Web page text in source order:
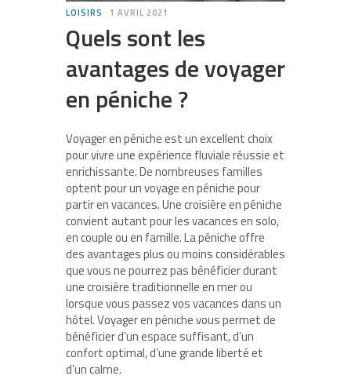
LOISIRS 1 AVRIL 2021
Quels sont les
avantages de voyager
en péniche ?
Voyager en péniche est un excellent choix
pour vivre une expérience fluviale réussie et
enrichissante. De nombreuses familles
optent pour un voyage en péniche pour
partir en vacances. Une croisière en péniche
convient autant pour les vacances en solo,
en couple ou en famille. La péniche offre
des avantages plus ou moins considérables
que vous ne pourrez pas bénéficier durant
une croisière traditionnelle en mer ou
lorsque vous passez vos vacances dans un
hôtel. Voyager en péniche vous permet de
bénéficier d’un espace suffisant, d’un
confort optimal, d’une grande liberté et
d’un calme.